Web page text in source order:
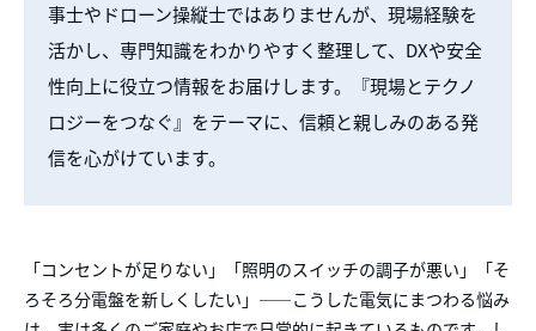
事士やドローン操縦士ではありませんが、現場経験を
活かし、専門知識をわかりやすく整理して、DXや安全
性向上に役立つ情報をお届けします。『現場とテクノ
ロジーをつなぐ』をテーマに、信頼と親しみのある発
信を心がけています。
「コンセントが足りない」
「照明のスイッチの調子が悪い」「そ
ろそろ分電盤を新しくしたい」——こうした電気にまつわる悩み